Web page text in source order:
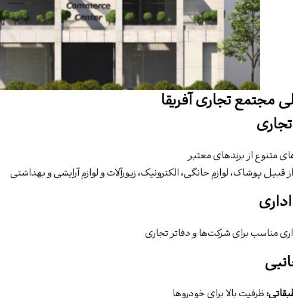
مجتمع تجاری آفریقا
متنوع از برندهای معتبر
قبیل پوشاک، لوازم خانگی، الکترونیک، زیورآلات و لوازم آرایشی و بهداشتی
مناسب برای شرکت‌ها و دفاتر تجاری
ظرفیت بالا برای خودروها